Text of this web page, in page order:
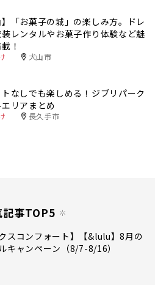
】「お菓子の城」の楽しみ方。ドレ
装レンタルやお菓子作り体験など魅
！
犬山市
なしでも楽しめる！ジブリパーク
リアまとめ
長久手市
記事TOP5
クスコンフォート】【&lulu】8月の
キャンペーン（8/7-8/16）